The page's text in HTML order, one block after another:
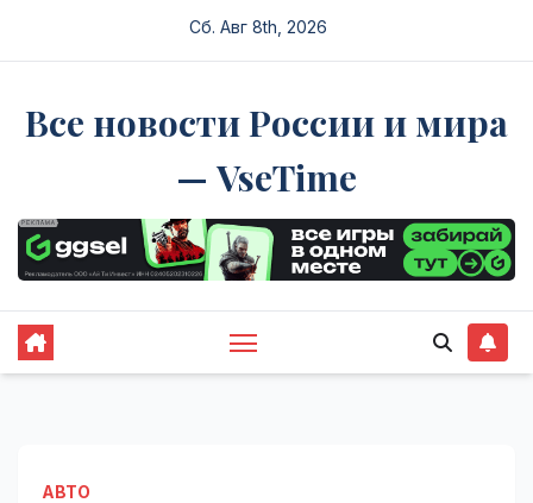
Сб. Авг 8th, 2026
Все новости России и мира
— VseTime
АВТО